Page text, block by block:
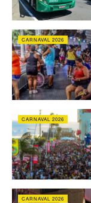
CARNAVAL 2026
CARNAVAL 2026
CARNAVAL 2026